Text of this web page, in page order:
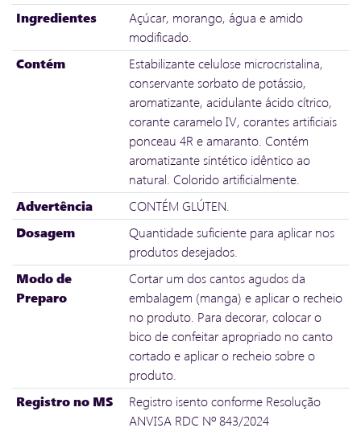
Ingredientes
Açúcar, morango, água e amido
modificado.
Contém
Estabilizante celulose microcristalina,
conservante sorbato de potássio,
aromatizante, acidulante ácido cítrico,
corante caramelo IV, corantes artificiais
ponceau 4R e amaranto. Contém
aromatizante sintético idêntico ao
natural. Colorido artificialmente.
Advertência
CONTÉM GLÚTEN.
Dosagem
Quantidade suficiente para aplicar nos
produtos desejados.
Modo de
Preparo
Cortar um dos cantos agudos da
embalagem (manga) e aplicar o recheio
no produto. Para decorar, colocar o
bico de confeitar apropriado no canto
cortado e aplicar o recheio sobre o
produto.
Registro no MS
Registro isento conforme Resolução
ANVISA RDC Nº 843/2024